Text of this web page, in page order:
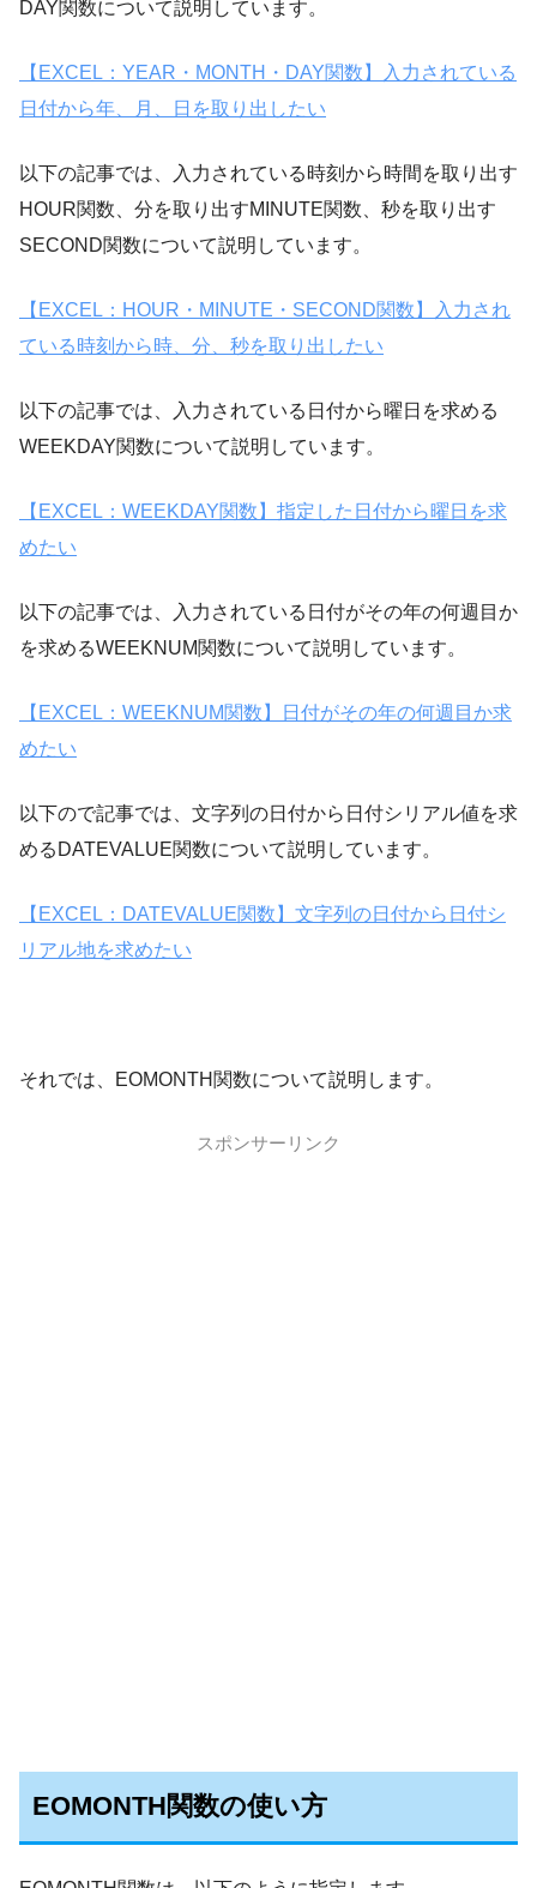
DAY関数について説明しています。
【EXCEL：YEAR・MONTH・DAY関数】入力されている
日付から年、月、日を取り出したい
以下の記事では、入力されている時刻から時間を取り出す
HOUR関数、分を取り出すMINUTE関数、秒を取り出す
SECOND関数について説明しています。
【EXCEL：HOUR・MINUTE・SECOND関数】入力され
ている時刻から時、分、秒を取り出したい
以下の記事では、入力されている日付から曜日を求める
WEEKDAY関数について説明しています。
【EXCEL：WEEKDAY関数】指定した日付から曜日を求
めたい
以下の記事では、入力されている日付がその年の何週目か
を求めるWEEKNUM関数について説明しています。
【EXCEL：WEEKNUM関数】日付がその年の何週目か求
めたい
以下ので記事では、文字列の日付から日付シリアル値を求
めるDATEVALUE関数について説明しています。
【EXCEL：DATEVALUE関数】文字列の日付から日付シ
リアル地を求めたい
それでは、EOMONTH関数について説明します。
スポンサーリンク
EOMONTH関数の使い方